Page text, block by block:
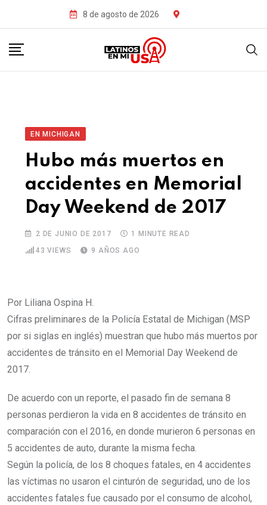
8 de agosto de 2026
EN MICHIGAN
Hubo más muertos en
accidentes en Memorial
Day Weekend de 2017
2 DE JUNIO DE 2017
1 MINUTE READ
43 VIEWS 9 AÑOS AGO
Por Liliana Ospina H.
Cifras preliminares de la Policía Estatal de Michigan (MSP
por si siglas en inglés) muestran que hubo más muertos por
accidentes de tránsito en el Memorial Day Weekend de
2017.
De acuerdo con un reporte, el pasado fin de semana 8
personas perdieron la vida en 8 accidentes de tránsito en
comparación con el 2016, en donde murieron 6 personas en
5 accidentes de auto, durante la misma fecha.
Según la policía, de los 8 choques fatales, en 4 accidentes
las víctimas no usaron el cinturón de seguridad, uno de los
accidentes fatales fue causado por el consumo de alcohol,